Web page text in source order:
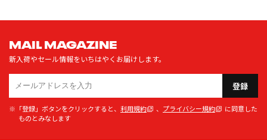
MAIL MAGAZINE
新入荷やセール情報をいちはやくお届けします。
登録
※「登録」ボタンをクリックすると、 利用規約 、 プライバシー規約
に同意した
ものとみなします